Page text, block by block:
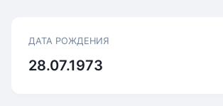
ДАТА РОЖДЕНИЯ
28.07.1973